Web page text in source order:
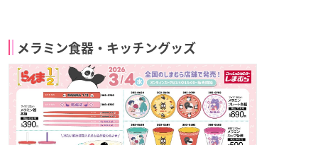
メラミン食器・キッチングッズ